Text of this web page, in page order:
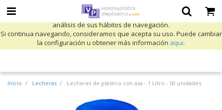
Utilizamos cookies propias y de terceros para mejorar nuestros servicios
y mostrarle publicidad relacionada con sus preferencias mediante el
análisis de sus hábitos de navegación.
Si continua navegando, consideramos que acepta su uso. Puede cambiar
la configuración u obtener más información aqui.
Inicio Lecheras Lecheras de plástico con asa - 1 Litro - 50 unidades